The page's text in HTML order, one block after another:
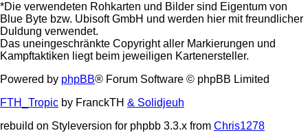
*Die verwendeten Rohkarten und Bilder sind Eigentum von
Blue Byte bzw. Ubisoft GmbH und werden hier mit freundlicher
Duldung verwendet.
Das uneingeschränkte Copyright aller Markierungen und
Kampftaktiken liegt beim jeweiligen Kartenersteller.
Powered by phpBB® Forum Software © phpBB Limited
FTH_Tropic by FranckTH & Solidjeuh
rebuild on Styleversion for phpbb 3.3.x from Chris1278